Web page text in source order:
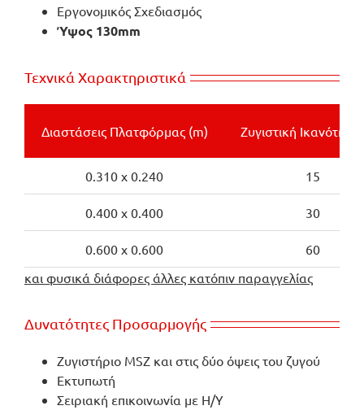
Εργονομικός Σχεδιασμός
Ύψος 130mm
Τεχνικά Χαρακτηριστικά
Διαστάσεις Πλατφόρμας (m) Ζυγιστική Ικανότητα
0.310 x 0.240 15
0.400 x 0.400 30
0.600 x 0.600
60
και φυσικά διάφορες άλλες κατόπιν παραγγελίας
Δυνατότητες Προσαρμογής
Ζυγιστήριο MSZ και στις δύο όψεις του ζυγού
Εκτυπωτή
Σειριακή επικοινωνία με Η/Υ